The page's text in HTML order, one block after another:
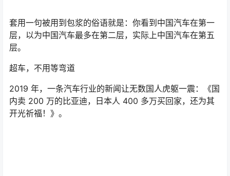
但我们还需要泼个冷水：这并不是中国汽车工业的全貌。
事实上，中国汽车工业距离鼓掌欢庆全面胜利的时刻，还
很遥远。
比如，被日本人吹爆的五菱宏光 MINI EV 在与最便宜的老
头乐（低速电动车）碰撞中，表现相当糟糕：根据懂车帝
去年进行的 64 公里时速 50%偏置碰撞实测结果显示，五
菱宏光 MINI EV 碰撞后A 柱出现结构形变，轮胎侵入乘员
舱，双闪没有打开，后排假人状况不理想，倘若与更大更